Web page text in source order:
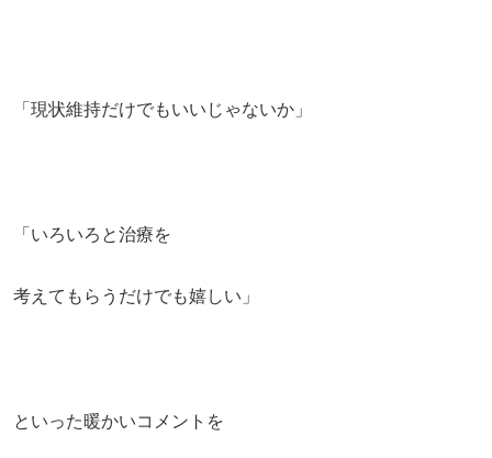
「現状維持だけでもいいじゃないか」
「いろいろと治療を
考えてもらうだけでも嬉しい」
といった暖かいコメントを